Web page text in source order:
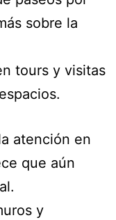
sobre la
tours y visitas
atención en
que aún
y